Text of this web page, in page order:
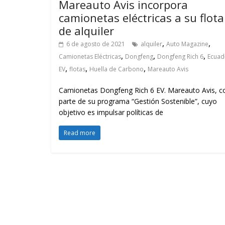
Mareauto Avis incorpora
camionetas eléctricas a su flota
de alquiler
6 de agosto de 2021 alquiler, Auto Magazine,
Camionetas Eléctricas, Dongfeng, Dongfeng Rich 6,
EV, flotas, Huella de Carbono, Mareauto Avis
Camionetas Dongfeng Rich 6 EV. Mareauto Avis,
parte de su programa “Gestión Sostenible”, cuyo
objetivo es impulsar políticas de
Read more